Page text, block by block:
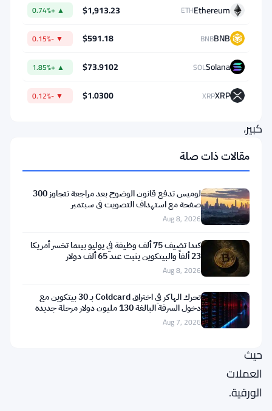
BTC
)
خلال
الماضي.
كبير،
تحقق
بينما
شاهد
المستثمرون
السلبيون
محافظهم
تنزف
بنحو
30%
حيث
العملات
الورقية.
Ethereum
ETH
$1,913.23
▲ +0.74%
BNB
BNB
$591.18
▼ -0.15%
Solana
SOL
$73.9102
▲ +1.85%
XRP
XRP
$1.0300
▼ -0.12%
مقالات ذات صلة
لوميس تدفع قانون الوضوح بعد مراجعة تتجاوز 300
صفحة مع استهداف التصويت في سبتمبر
Aug 8, 2026
كندا تضيف 75 ألف وظيفة في يوليو بينما تخسر أمريكا
23 ألفاً والبيتكوين يثبت عند 65 ألف دولار
Aug 8, 2026
تحرك الهاكر في اختراق Coldcard بـ 30 بيتكوين مع
دخول السرقة البالغة 130 مليون دولار مرحلة جديدة
Aug 7, 2026